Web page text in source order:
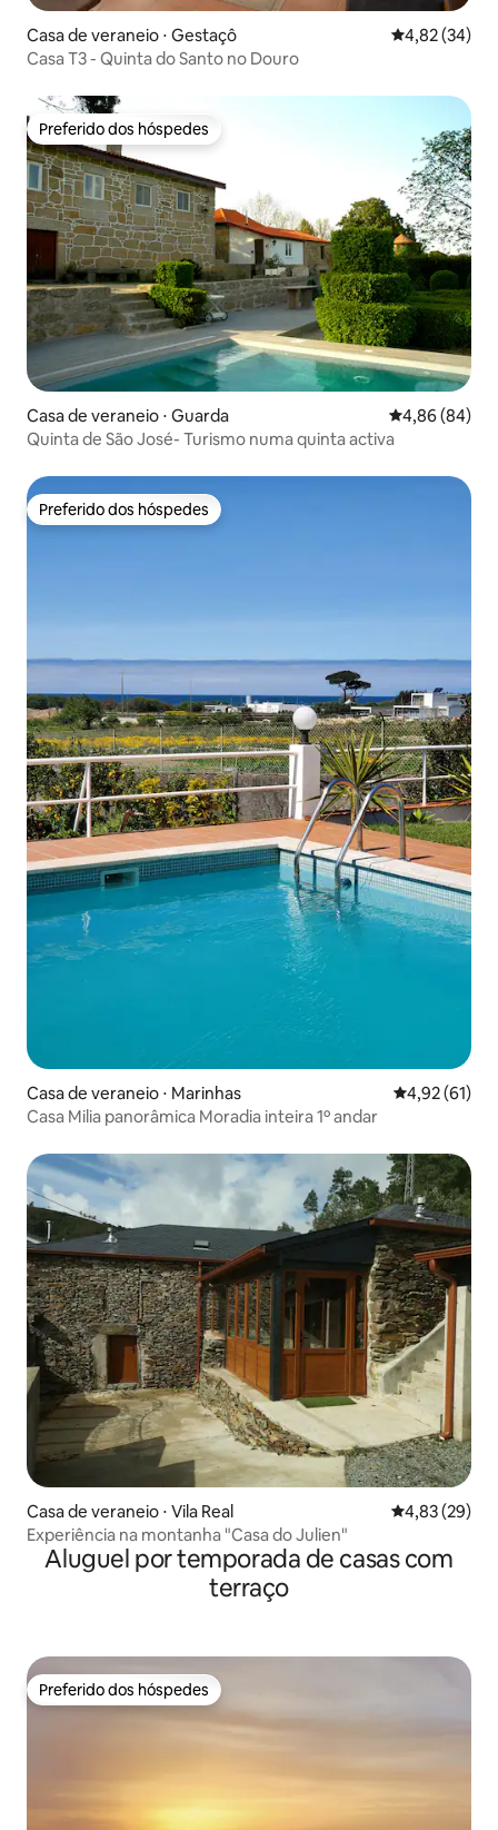
Casa de veraneio ⋅ Gestaçô 4,82 de uma
4,82 (34)
Casa T3 - Quinta do Santo no Douro
Preferido dos hóspedes
Preferido dos hóspedes
Casa de veraneio ⋅ Guarda 4,86 de uma
4,86 (84)
Quinta de São José- Turismo numa quinta activa
Preferido dos hóspedes
Preferido dos hóspedes
Casa de veraneio ⋅ Marinhas 4,92 de uma
4,92 (61)
Casa Milia panorâmica Moradia inteira 1º andar
Casa de veraneio ⋅ Vila Real 4,83 de uma
4,83 (29)
Experiência na montanha "Casa do Julien"
Aluguel por temporada de casas com
terraço
Preferido dos hóspedes
Preferido dos hóspedes